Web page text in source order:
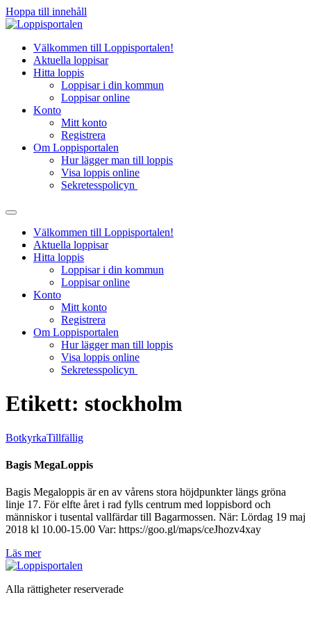
Hoppa till innehåll
Välkommen till Loppisportalen!
Aktuella loppisar
Hitta loppis
Loppisar i din kommun
Loppisar online
Konto
Mitt konto
Registrera
Om Loppisportalen
Hur lägger man till loppis
Visa loppis online
Sekretesspolicyn
Välkommen till Loppisportalen!
Aktuella loppisar
Hitta loppis
Loppisar i din kommun
Loppisar online
Konto
Mitt konto
Registrera
Om Loppisportalen
Hur lägger man till loppis
Visa loppis online
Sekretesspolicyn
Etikett: stockholm
BotkyrkaTillfällig
Bagis MegaLoppis
Bagis Megaloppis är en av vårens stora höjdpunkter längs gröna
linje 17. För elfte året i rad fylls centrum med loppisbord och
människor i tusental vallfärdar till Bagarmossen. När: Lördag 19 maj
2018 kl 10.00-15.00 Var: https://goo.gl/maps/ceJhozv4xay
Läs mer
Alla rättigheter reserverade